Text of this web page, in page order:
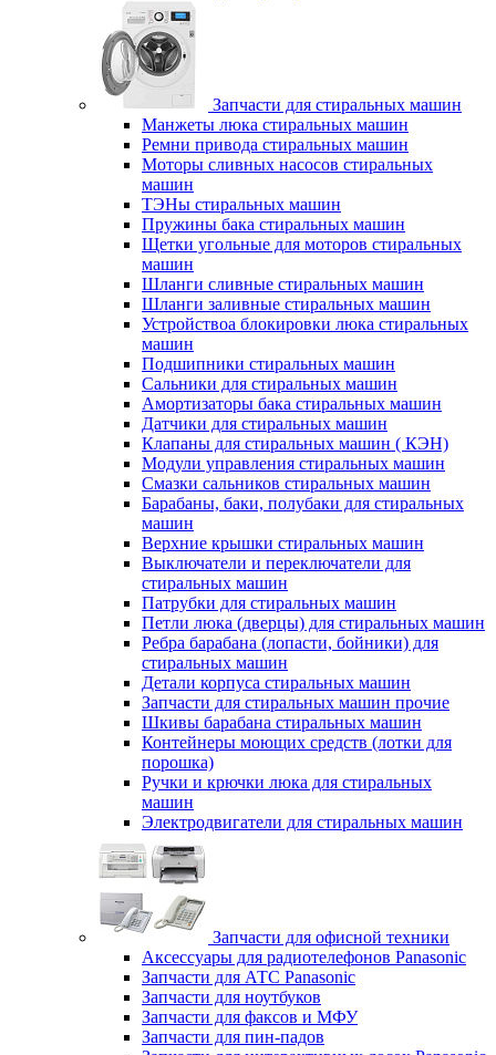
Запчасти для стиральных машин
Манжеты люка стиральных машин
Ремни привода стиральных машин
Моторы сливных насосов стиральных
машин
ТЭНы стиральных машин
Пружины бака стиральных машин
Щетки угольные для моторов стиральных
машин
Шланги сливные стиральных машин
Шланги заливные стиральных машин
Устройствоа блокировки люка стиральных
машин
Подшипники стиральных машин
Сальники для стиральных машин
Амортизаторы бака стиральных машин
Датчики для стиральных машин
Клапаны для стиральных машин ( КЭН)
Модули управления стиральных машин
Смазки сальников стиральных машин
Барабаны, баки, полубаки для стиральных
машин
Верхние крышки стиральных машин
Выключатели и переключатели для
стиральных машин
Патрубки для стиральных машин
Петли люка (дверцы) для стиральных машин
Ребра барабана (лопасти, бойники) для
стиральных машин
Детали корпуса стиральных машин
Запчасти для стиральных машин прочие
Шкивы барабана стиральных машин
Контейнеры моющих средств (лотки для
порошка)
Ручки и крючки люка для стиральных
машин
Электродвигатели для стиральных машин
Запчасти для офисной техники
Аксессуары для радиотелефонов Panasonic
Запчасти для АТС Panasonic
Запчасти для ноутбуков
Запчасти для факсов и МФУ
Запчасти для пин-падов